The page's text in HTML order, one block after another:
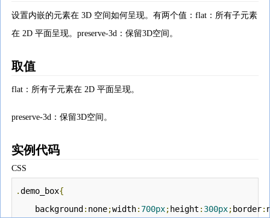
设置内嵌的元素在 3D 空间如何呈现。有两个值：flat：所有子元素
在 2D 平面呈现。preserve-3d：保留3D空间。
取值
flat：所有子元素在 2D 平面呈现。
preserve-3d：保留3D空间。
实例代码
CSS
.demo_box{
background : none;width: 700px; height : 300px; border: